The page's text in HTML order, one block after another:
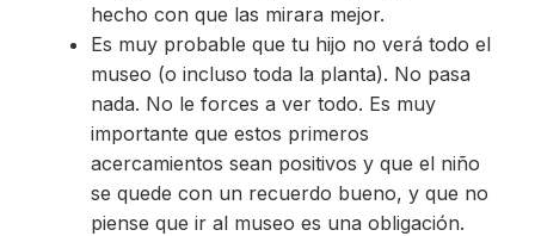
hecho con que las mirara mejor.
Es muy probable que tu hijo no verá todo el
museo (o incluso toda la planta). No pasa
nada. No le forces a ver todo. Es muy
importante que estos primeros
acercamientos sean positivos y que el niño
se quede con un recuerdo bueno, y que no
piense que ir al museo es una obligación.